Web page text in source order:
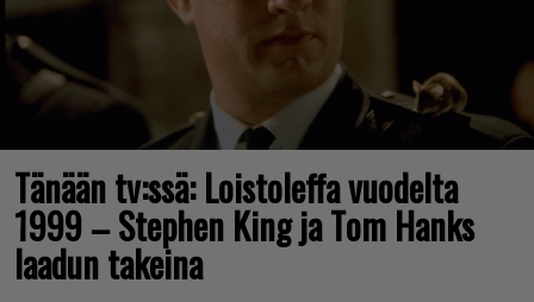
Tänään tv:ssä: Loistoleffa vuodelta
1999 – Stephen King ja Tom Hanks
laadun takeina